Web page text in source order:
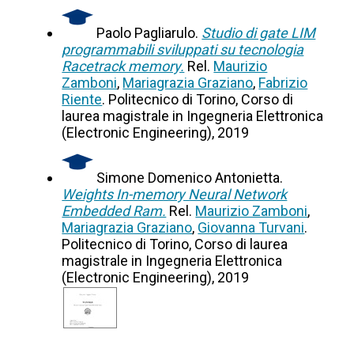
Paolo Pagliarulo. Studio di gate LIM
programmabili sviluppati su tecnologia
Racetrack memory. Rel. Maurizio
Zamboni, Mariagrazia Graziano, Fabrizio
Riente. Politecnico di Torino, Corso di
laurea magistrale in Ingegneria Elettronica
(Electronic Engineering), 2019
Simone Domenico Antonietta.
Weights In-memory Neural Network
Embedded Ram. Rel. Maurizio Zamboni,
Mariagrazia Graziano, Giovanna Turvani.
Politecnico di Torino, Corso di laurea
magistrale in Ingegneria Elettronica
(Electronic Engineering), 2019